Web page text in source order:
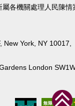
各機關處理人民陳情
New York, NY 10017,
London